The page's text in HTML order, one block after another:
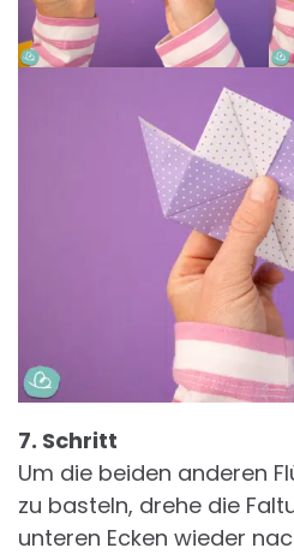
7. Schritt
Um die beiden anderen
zu basteln, drehe die
unteren Ecken wieder